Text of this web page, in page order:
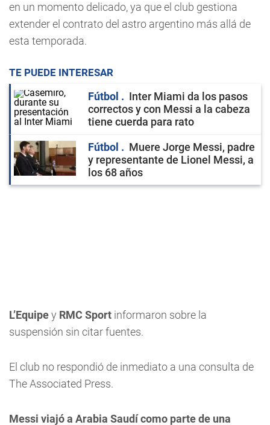
en un momento delicado, ya que el club gestiona
extender el contrato del astro argentino más allá de
esta temporada.
TE PUEDE INTERESAR
Fútbol
Inter Miami da los pasos
correctos y con Messi a la cabeza
tiene cuerda para rato
Fútbol
Muere Jorge Messi, padre
y representante de Lionel Messi, a
los 68 años
L’Equipey RMC Sport informaron sobre la
suspensión sin citar fuentes.
El club no respondió de inmediato a una consulta de
The Associated Press.
Messi viajó a Arabia Saudí como parte de una